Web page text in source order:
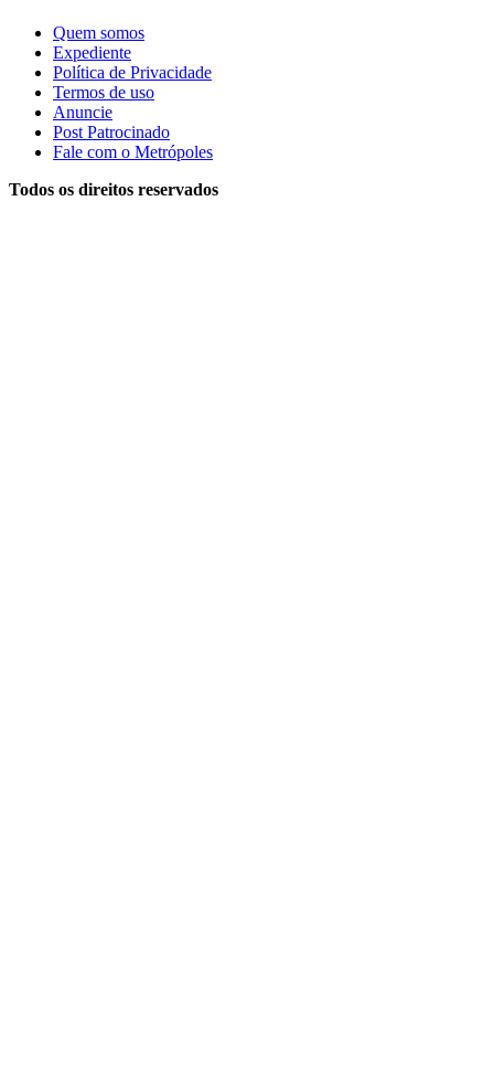
Quem somos
Expediente
Política de Privacidade
Termos de uso
Anuncie
Post Patrocinado
Fale com o Metrópoles
Todos os direitos reservados